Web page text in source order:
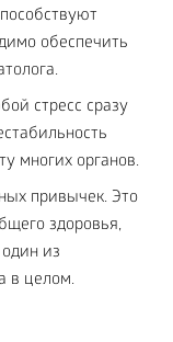
обеспечить
стресс сразу
многих органов.
привычек. Это
здоровья,
из
в целом.